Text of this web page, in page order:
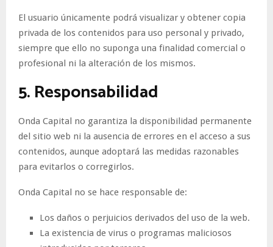
El usuario únicamente podrá visualizar y obtener copia
privada de los contenidos para uso personal y privado,
siempre que ello no suponga una finalidad comercial o
profesional ni la alteración de los mismos.
5. Responsabilidad
Onda Capital no garantiza la disponibilidad permanente
del sitio web ni la ausencia de errores en el acceso a sus
contenidos, aunque adoptará las medidas razonables
para evitarlos o corregirlos.
Onda Capital no se hace responsable de:
Los daños o perjuicios derivados del uso de la web.
La existencia de virus o programas maliciosos